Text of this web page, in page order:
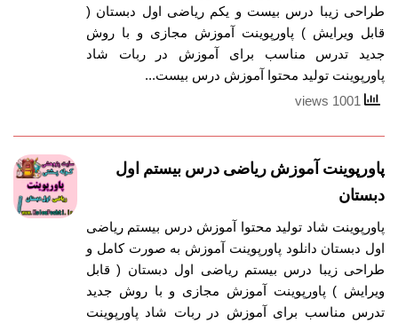
طراحی زیبا درس بیست و یکم ریاضی اول دبستان (
قابل ویرایش ) پاورپوینت آموزش مجازی و با روش
جدید تدرس مناسب برای آموزش در ربات شاد
پاورپوینت تولید محتوا آموزش درس بیست...
پاورپوینت آموزش ریاضی درس بیستم اول
دبستان
پاورپوینت شاد تولید محتوا آموزش درس بیستم ریاضی
اول دبستان دانلود پاورپوینت آموزش به صورت کامل و
طراحی زیبا درس بیستم ریاضی اول دبستان ( قابل
ویرایش ) پاورپوینت آموزش مجازی و با روش جدید
تدرس مناسب برای آموزش در ربات شاد پاورپوینت